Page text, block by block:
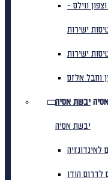
ווילס -
וחבל אלזס
יבשת אסיה
יבשת אסיה
לאינדונזיה
לדרום הודו